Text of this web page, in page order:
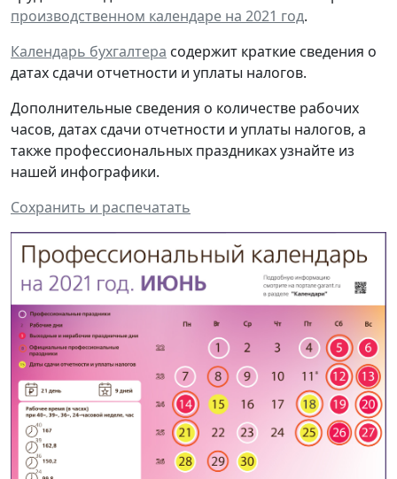
производственном календаре на 2021 год.
Календарь бухгалтера содержит краткие сведения о
датах сдачи отчетности и уплаты налогов.
Дополнительные сведения о количестве рабочих
часов, датах сдачи отчетности и уплаты налогов, а
также профессиональных праздниках узнайте из
нашей инфографики.
Сохранить и распечатать